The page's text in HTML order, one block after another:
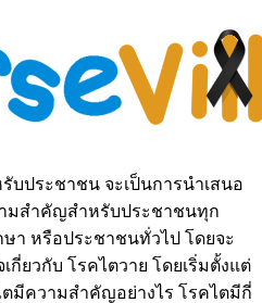
บประชาชน จะเป็นการนำเสนอ
มสำคัญสำหรับประชาชนทุก
า หรือประชาชนทั่วไป โดยจะ
กี่ยวกับ โรคไตวาย โดยเริ่มตั้งแต่
มีความสำคัญอย่างไร โรคไตมีกี่